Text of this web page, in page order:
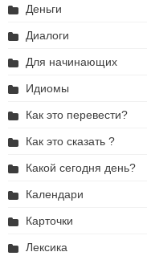
Деньги
Диалоги
Для начинающих
Идиомы
Как это перевести?
Как это сказать ?
Какой сегодня день?
Календари
Карточки
Лексика